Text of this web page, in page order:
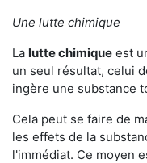
Une lutte chimique
La lutte chimique est
un seul résultat, celui
ingère une substance
Cela peut se faire de
les effets de la
l'immédiat. Ce moyen